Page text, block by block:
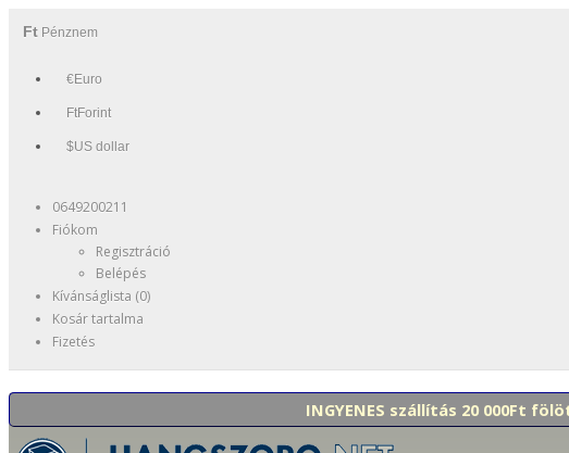
Ft Pénznem
€Euro
FtForint
$US dollar
0649200211
Fiókom
Regisztráció
Belépés
Kívánságlista (0)
Kosár tartalma
Fizetés
INGYENES szállítás 20 000Ft